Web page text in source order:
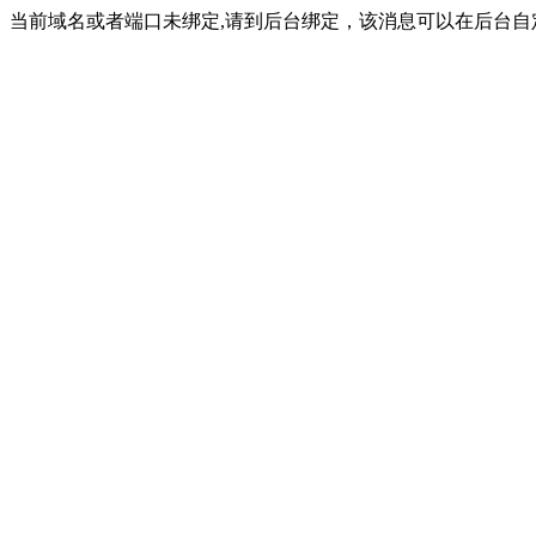
当前域名或者端口未绑定,请到后台绑定，该消息可以在后台自